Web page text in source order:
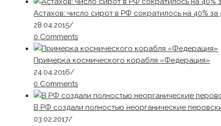
Астахов: число сирот в РФ сократилось на 40% за
28.04.2015/
0 Comments
Примерка космического корабля «Федерация»
24.04.2016/
0 Comments
В РФ создали полностью неорганические
03.02.2017/